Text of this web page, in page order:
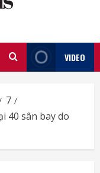
VIDEO
7
40 sân bay do